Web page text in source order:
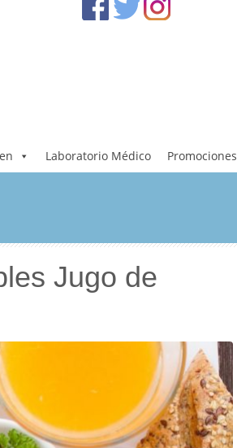
Laboratorio Médico Promociones
Jugo de